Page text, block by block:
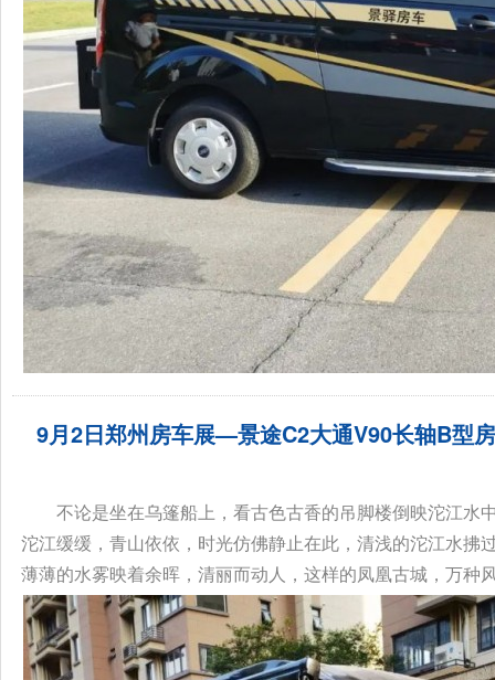
9月2日郑州房车展—景途C2大通V90长轴B型
不论是坐在乌篷船上，看古色古香的吊脚楼倒映沱江
沱江缓缓，青山依依，时光仿佛静止在此，清浅的沱江水
薄薄的水雾映着余晖，清丽而动人，这样的凤凰古城，万种